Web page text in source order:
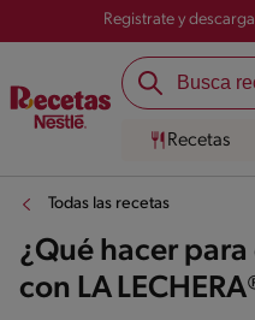
Registrate y
Recetas
Todas las recetas
¿Qué hacer
con LA